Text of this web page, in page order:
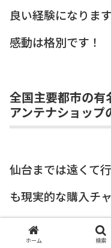
良い経験になりま
感動は格別です！
全国主要都市の有
アンテナショップ
仙台までは遠くて
も現実的な購入チ
要都市で開催され
ホーム 検索